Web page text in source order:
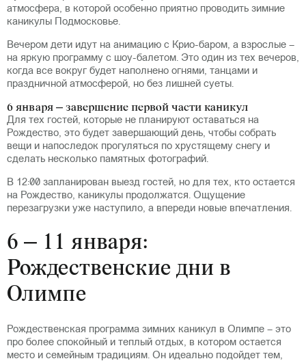
атмосфера, в которой особенно приятно проводить зимние
каникулы Подмосковье.
Вечером дети идут на анимацию с Крио-баром, а взрослые –
на яркую программу с шоу-балетом. Это один из тех вечеров,
когда все вокруг будет наполнено огнями, танцами и
праздничной атмосферой, но без лишней суеты.
6 января – завершение первой части каникул
Для тех гостей, которые не планируют оставаться на
Рождество, это будет завершающий день, чтобы собрать
вещи и напоследок прогуляться по хрустящему снегу и
сделать несколько памятных фотографий.
В 12:00 запланирован выезд гостей, но для тех, кто остается
на Рождество, каникулы продолжатся. Ощущение
перезагрузки уже наступило, а впереди новые впечатления.
6 – 11 января:
Рождественские дни в
Олимпе
Рождественская программа зимних каникул в Олимпе – это
про более спокойный и теплый отдых, в котором остается
место и семейным традициям. Он идеально подойдет тем,